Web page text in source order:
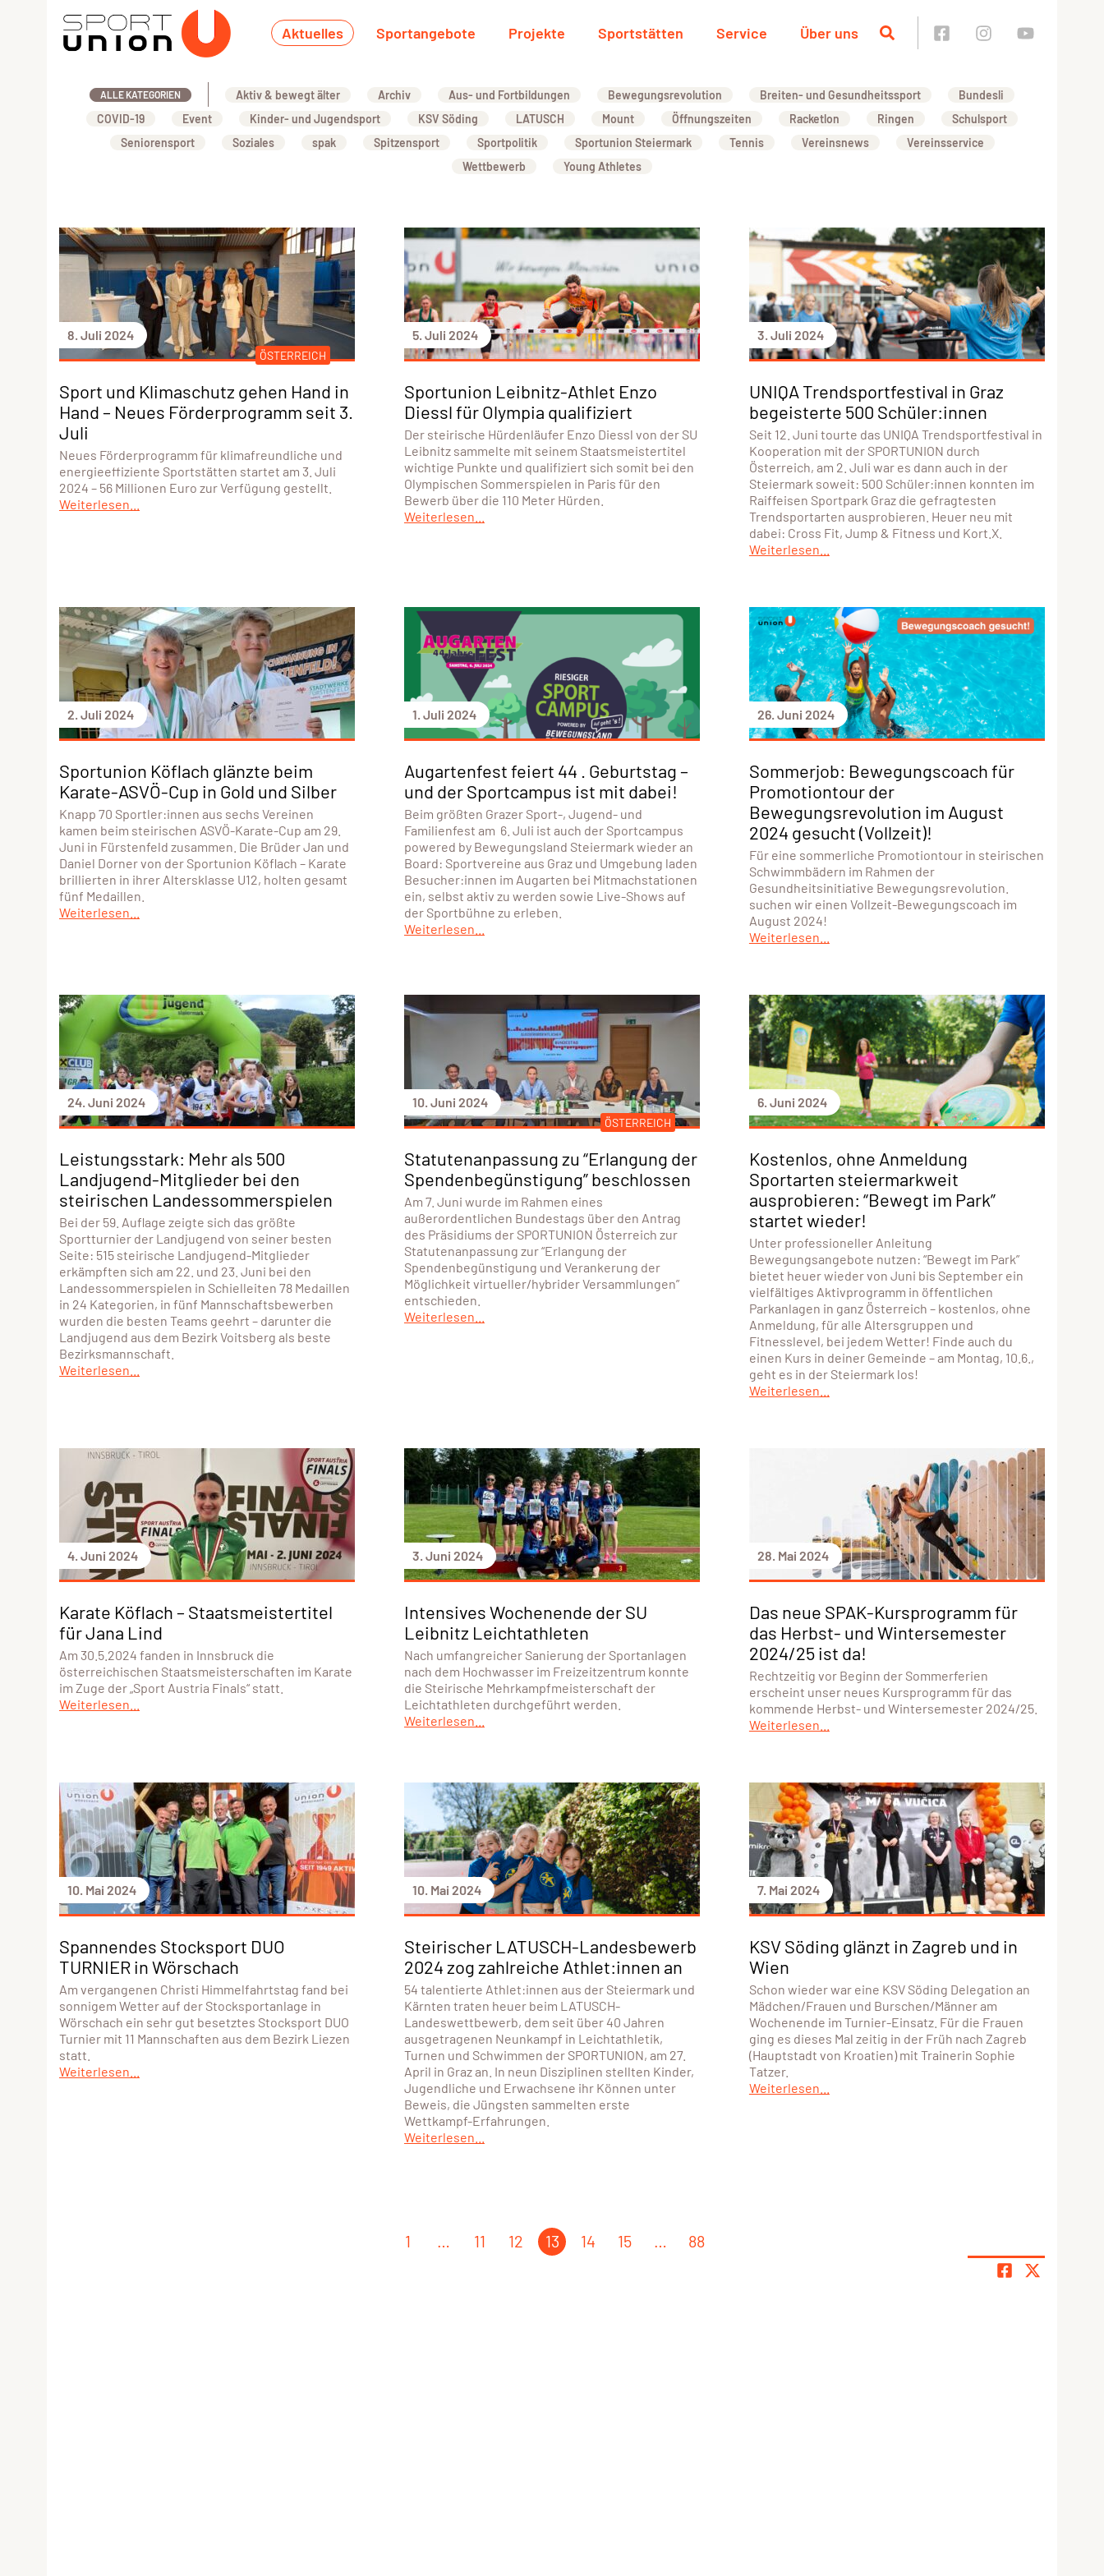
Aktuelles Sportangebote Projekte Sportstätten Service Über uns
ALLE KATEGORIEN Aktiv & bewegt älter Archiv Aus- und Fortbildungen Bewegungsrevolution Breiten- und Gesundheitssport
Bundesli
COVID-19
Event Kinder- und Jugendsport KSV Söding LATUSCH Mount Öffnungszeiten Racketlon Ringen
Schulsport
Seniorensport
Soziales spak Spitzensport Sportpolitik Sportunion Steiermark Tennis Vereinsnews
Vereinsservice
Wettbewerb
Young Athletes
8. Juli 2024
ÖSTERREICH
Sport und Klimaschutz gehen Hand in
Hand – Neues Förderprogramm seit 3.
Juli
Neues Förderprogramm für klimafreundliche und
energieeffiziente Sportstätten startet am 3. Juli
2024 – 56 Millionen Euro zur Verfügung gestellt.
Weiterlesen...
5. Juli 2024
Sportunion Leibnitz-Athlet Enzo
Diessl für Olympia qualifiziert
Der steirische Hürdenläufer Enzo Diessl von der SU
Leibnitz sammelte mit seinem Staatsmeistertitel
wichtige Punkte und qualifiziert sich somit bei den
Olympischen Sommerspielen in Paris für den
Bewerb über die 110 Meter Hürden.
Weiterlesen...
3. Juli 2024
UNIQA Trendsportfestival in Graz
begeisterte 500 Schüler:innen
Seit 12. Juni tourte das UNIQA Trendsportfestival in
Kooperation mit der SPORTUNION durch
Österreich, am 2. Juli war es dann auch in der
Steiermark soweit: 500 Schüler:innen konnten im
Raiffeisen Sportpark Graz die gefragtesten
Trendsportarten ausprobieren. Heuer neu mit
dabei: Cross Fit, Jump & Fitness und Kort.X.
Weiterlesen...
2. Juli 2024
Sportunion Köflach glänzte beim
Karate-ASVÖ-Cup in Gold und Silber
Knapp 70 Sportler:innen aus sechs Vereinen
kamen beim steirischen ASVÖ-Karate-Cup am 29.
Juni in Fürstenfeld zusammen. Die Brüder Jan und
Daniel Dorner von der Sportunion Köflach – Karate
brillierten in ihrer Altersklasse U12, holten gesamt
fünf Medaillen.
Weiterlesen...
1. Juli 2024
Augartenfest feiert 44 . Geburtstag –
und der Sportcampus ist mit dabei!
Beim größten Grazer Sport-, Jugend- und
Familienfest am 6. Juli ist auch der Sportcampus
powered by Bewegungsland Steiermark wieder an
Board: Sportvereine aus Graz und Umgebung laden
Besucher:innen im Augarten bei Mitmachstationen
ein, selbst aktiv zu werden sowie Live-Shows auf
der Sportbühne zu erleben.
Weiterlesen...
26. Juni 2024
Sommerjob: Bewegungscoach für
Promotiontour der
Bewegungsrevolution im August
2024 gesucht (Vollzeit)!
Für eine sommerliche Promotiontour in steirischen
Schwimmbädern im Rahmen der
Gesundheitsinitiative Bewegungsrevolution.
suchen wir einen Vollzeit-Bewegungscoach im
August 2024!
Weiterlesen...
24. Juni 2024
Leistungsstark: Mehr als 500
Landjugend-Mitglieder bei den
steirischen Landessommerspielen
Bei der 59. Auflage zeigte sich das größte
Sportturnier der Landjugend von seiner besten
Seite: 515 steirische Landjugend-Mitglieder
erkämpften sich am 22. und 23. Juni bei den
Landessommerspielen in Schielleiten 78 Medaillen
in 24 Kategorien, in fünf Mannschaftsbewerben
wurden die besten Teams geehrt – darunter die
Landjugend aus dem Bezirk Voitsberg als beste
Bezirksmannschaft.
Weiterlesen...
10. Juni 2024
ÖSTERREICH
Statutenanpassung zu “Erlangung der
Spendenbegünstigung” beschlossen
Am 7. Juni wurde im Rahmen eines
außerordentlichen Bundestags über den Antrag
des Präsidiums der SPORTUNION Österreich zur
Statutenanpassung zur “Erlangung der
Spendenbegünstigung und Verankerung der
Möglichkeit virtueller/hybrider Versammlungen”
entschieden.
Weiterlesen...
6. Juni 2024
Kostenlos, ohne Anmeldung
Sportarten steiermarkweit
ausprobieren: “Bewegt im Park”
startet wieder!
Unter professioneller Anleitung
Bewegungsangebote nutzen: “Bewegt im Park”
bietet heuer wieder von Juni bis September ein
vielfältiges Aktivprogramm in öffentlichen
Parkanlagen in ganz Österreich – kostenlos, ohne
Anmeldung, für alle Altersgruppen und
Fitnesslevel, bei jedem Wetter! Finde auch du
einen Kurs in deiner Gemeinde – am Montag, 10.6.,
geht es in der Steiermark los!
Weiterlesen...
4. Juni 2024
Karate Köflach – Staatsmeistertitel
für Jana Lind
Am 30.5.2024 fanden in Innsbruck die
österreichischen Staatsmeisterschaften im Karate
im Zuge der „Sport Austria Finals“ statt.
Weiterlesen...
3. Juni 2024
Intensives Wochenende der SU
Leibnitz Leichtathleten
Nach umfangreicher Sanierung der Sportanlagen
nach dem Hochwasser im Freizeitzentrum konnte
die Steirische Mehrkampfmeisterschaft der
Leichtathleten durchgeführt werden.
Weiterlesen...
28. Mai 2024
Das neue SPAK-Kursprogramm für
das Herbst- und Wintersemester
2024/25 ist da!
Rechtzeitig vor Beginn der Sommerferien
erscheint unser neues Kursprogramm für das
kommende Herbst- und Wintersemester 2024/25.
Weiterlesen...
10. Mai 2024
Spannendes Stocksport DUO
TURNIER in Wörschach
Am vergangenen Christi Himmelfahrtstag fand bei
sonnigem Wetter auf der Stocksportanlage in
Wörschach ein sehr gut besetztes Stocksport DUO
Turnier mit 11 Mannschaften aus dem Bezirk Liezen
statt.
Weiterlesen...
10. Mai 2024
Steirischer LATUSCH-Landesbewerb
2024 zog zahlreiche Athlet:innen an
54 talentierte Athlet:innen aus der Steiermark und
Kärnten traten heuer beim LATUSCH-
Landeswettbewerb, dem seit über 40 Jahren
ausgetragenen Neunkampf in Leichtathletik,
Turnen und Schwimmen der SPORTUNION, am 27.
April in Graz an. In neun Disziplinen stellten Kinder,
Jugendliche und Erwachsene ihr Können unter
Beweis, die Jüngsten sammelten erste
Wettkampf-Erfahrungen.
Weiterlesen...
7. Mai 2024
KSV Söding glänzt in Zagreb und in
Wien
Schon wieder war eine KSV Söding Delegation an
Mädchen/Frauen und Burschen/Männer am
Wochenende im Turnier-Einsatz. Für die Frauen
ging es dieses Mal zeitig in der Früh nach Zagreb
(Hauptstadt von Kroatien) mit Trainerin Sophie
Tatzer.
Weiterlesen...
1 … 11 12 13 14 15 … 88